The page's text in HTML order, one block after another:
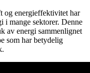
og energieffektivitet har
i mange sektorer. Denne
av energi sammenlignet
som har betydelig